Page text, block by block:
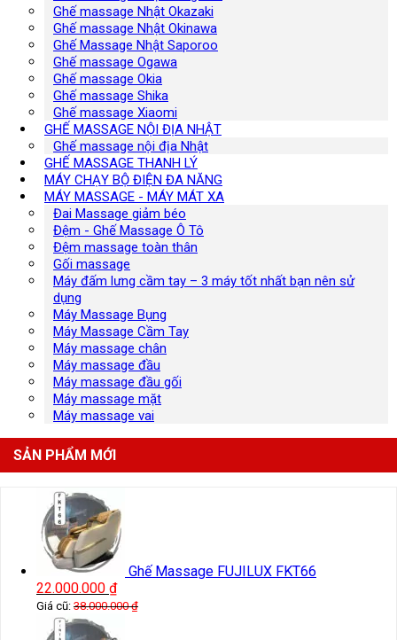
Ghế massage Nhật Okazaki
Ghế massage Nhật Okinawa
Ghế Massage Nhật Saporoo
Ghế massage Ogawa
Ghế massage Okia
Ghế massage Shika
Ghế massage Xiaomi
GHẾ MASSAGE NỘI ĐỊA NHẬT
Ghế massage nội địa Nhật
GHẾ MASSAGE THANH LÝ
MÁY CHẠY BỘ ĐIỆN ĐA NĂNG
MÁY MASSAGE - MÁY MÁT XA
Đai Massage giảm béo
Đệm - Ghế Massage Ô Tô
Đệm massage toàn thân
Gối massage
Máy đấm lưng cầm tay – 3 máy tốt nhất bạn nên sử
dụng
Máy Massage Bụng
Máy Massage Cầm Tay
Máy massage chân
Máy massage đầu
Máy massage đầu gối
Máy massage mặt
Máy massage vai
SẢN PHẨM MỚI
Ghế Massage FUJILUX FKT66
22.000.000 ₫
Giá cũ: 38.000.000₫